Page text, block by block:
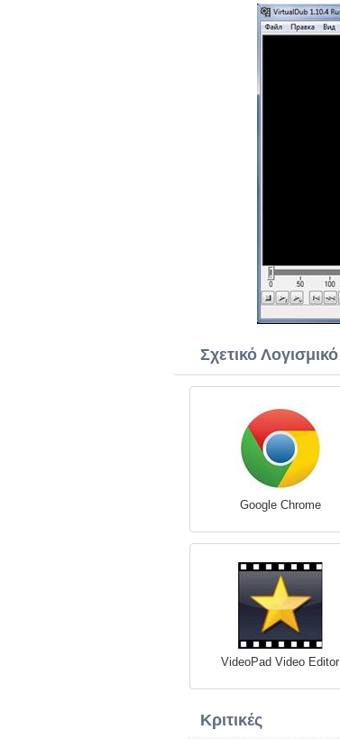
Σχετικό Λογισμικό
Google Chrome
VideoPad Video Editor
Κριτικές